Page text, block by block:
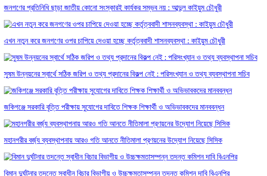
জনগণের প্রতিনিধি ছাড়া জাতীয় কোনো সংস্কারই কার্যকর সম্ভব নয় : আব্দুল কাইয়ুম চৌধুরী
এখন নতুন করে জনগণের ওপর চাপিয়ে দেওয়া হচ্ছে কর্তৃত্ববাদী শাসনব্যবস্থা : কাইয়ুম চৌধুরী
সুষম উন্নয়নের স্বার্থে সঠিক জরিপ ও তথ্য প্রদানের বিকল্প নেই : পরিসংখ্যান ও তথ্য ব্যবস্থাপনা সচিব
জকিগঞ্জে সরকারি বৃত্তি পরীক্ষায় সুযোগের দাবিতে শিক্ষক শিক্ষার্থী ও অভিভাবকদের মানববন্ধন
মহানগরীর বর্জ্য ব্যবস্থাপনায় আরও গতি আনতে নীতিমালা প্রণয়নের উদ্যোগ নিয়েছে সিসিক
বিমান দুর্ঘটনার তদন্তে স্বাধীন বিচার বিভাগীয় ও উচ্চক্ষমতাসম্পন্ন তদন্ত কমিশন দাবি বিএনপির